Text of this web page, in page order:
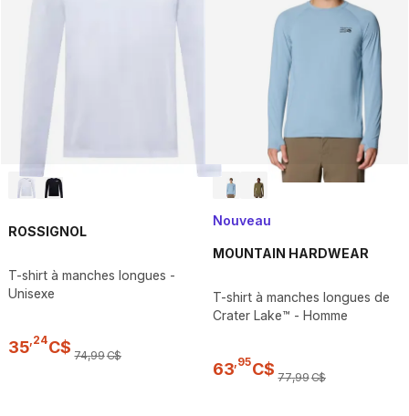
ROSSIGNOL
T-shirt à manches longues -
Unisexe
35 24C$ 74,99C$
Nouveau
MOUNTAIN HARDWEAR
T-shirt à manches longues de
Crater Lake™ - Homme
63 95C$ 77,99C$